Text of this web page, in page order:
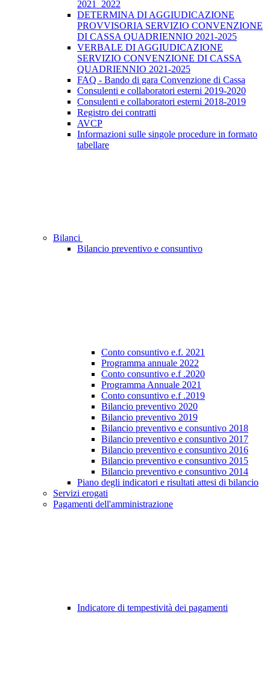
2021_2022
DETERMINA DI AGGIUDICAZIONE
PROVVISORIA SERVIZIO CONVENZIONE
DI CASSA QUADRIENNIO 2021-2025
VERBALE DI AGGIUDICAZIONE
SERVIZIO CONVENZIONE DI CASSA
QUADRIENNIO 2021-2025
FAQ - Bando di gara Convenzione di Cassa
Consulenti e collaboratori esterni 2019-2020
Consulenti e collaboratori esterni 2018-2019
Registro dei contratti
AVCP
Informazioni sulle singole procedure in formato
tabellare
Bilanci
Bilancio preventivo e consuntivo
Conto consuntivo e.f. 2021
Programma annuale 2022
Conto consuntivo e.f .2020
Programma Annuale 2021
Conto consuntivo e.f .2019
Bilancio preventivo 2020
Bilancio preventivo 2019
Bilancio preventivo e consuntivo 2018
Bilancio preventivo e consuntivo 2017
Bilancio preventivo e consuntivo 2016
Bilancio preventivo e consuntivo 2015
Bilancio preventivo e consuntivo 2014
Piano degli indicatori e risultati attesi di bilancio
Servizi erogati
Pagamenti dell'amministrazione
Indicatore di tempestività dei pagamenti